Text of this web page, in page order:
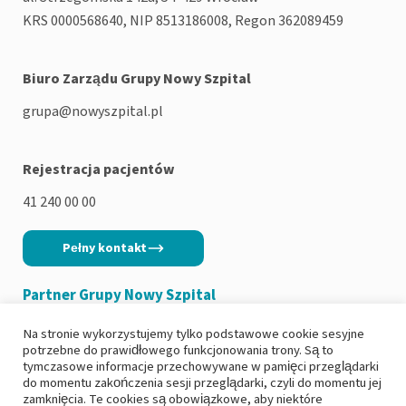
KRS 0000568640, NIP 8513186008, Regon 362089459
Biuro Zarządu Grupy Nowy Szpital
grupa@nowyszpital.pl
Rejestracja pacjentów
41 240 00 00
Pełny kontakt
Partner Grupy Nowy Szpital
Copyright 2026 |Polityka prywatności
Na stronie wykorzystujemy tylko podstawowe cookie sesyjne
potrzebne do prawidłowego funkcjonowania trony. Są to
tymczasowe informacje przechowywane w pamięci przeglądarki
do momentu zakończenia sesji przeglądarki, czyli do momentu jej
zamknięcia. Te cookies są obowiązkowe, aby niektóre